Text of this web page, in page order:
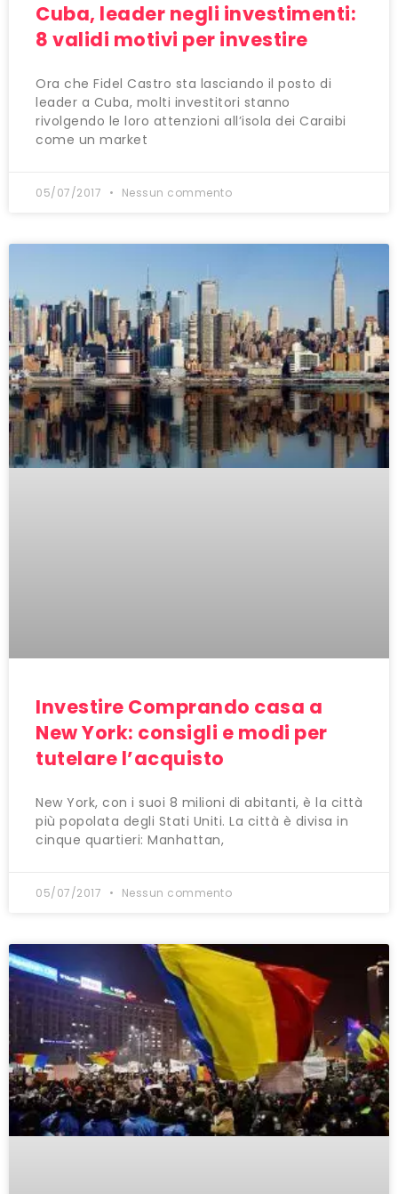
Cuba, leader negli investimenti:
8 validi motivi per investire
Ora che Fidel Castro sta lasciando il posto di
leader a Cuba, molti investitori stanno
rivolgendo le loro attenzioni all’isola dei Caraibi
come un market
05/07/2017 Nessun commento
Investire Comprando casa a
New York: consigli e modi per
tutelare l’acquisto
New York, con i suoi 8 milioni di abitanti, è la città
più popolata degli Stati Uniti. La città è divisa in
cinque quartieri: Manhattan,
05/07/2017 Nessun commento